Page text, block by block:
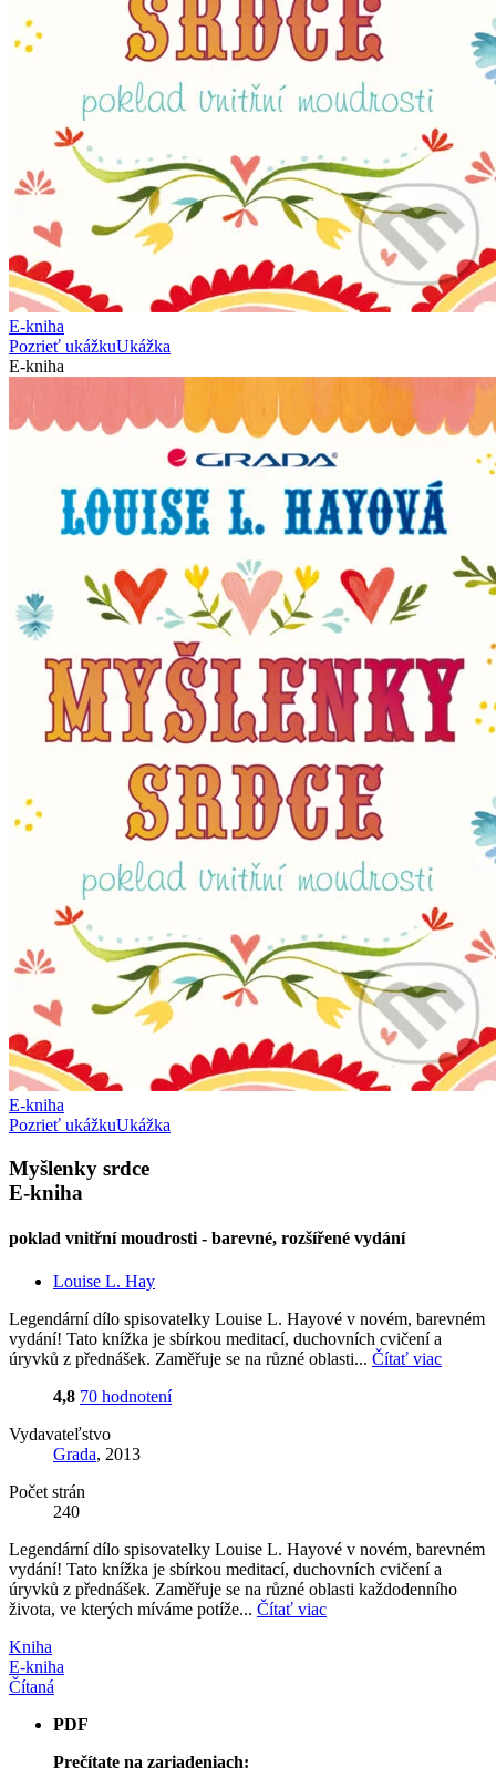
E-kniha
Pozrieť ukážkuUkážka
E-kniha
E-kniha
Pozrieť ukážkuUkážka
Myšlenky srdce
E-kniha
poklad vnitřní moudrosti - barevné, rozšířené vydání
Louise L. Hay
Legendární dílo spisovatelky Louise L. Hayové v novém, barevném
vydání! Tato knížka je sbírkou meditací, duchovních cvičení a
úryvků z přednášek. Zaměřuje se na různé oblasti... Čítať viac
4,8 70 hodnotení
Vydavateľstvo
Grada, 2013
Počet strán
240
Legendární dílo spisovatelky Louise L. Hayové v novém, barevném
vydání! Tato knížka je sbírkou meditací, duchovních cvičení a
úryvků z přednášek. Zaměřuje se na různé oblasti každodenního
života, ve kterých míváme potíže... Čítať viac
Kniha
E-kniha
Čítaná
PDF
Prečítate na zariadeniach: